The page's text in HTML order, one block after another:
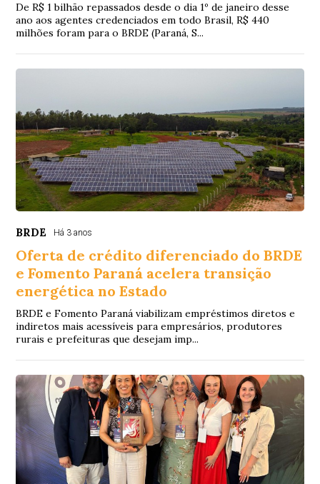
De R$ 1 bilhão repassados desde o dia 1º de janeiro desse
ano aos agentes credenciados em todo Brasil, R$ 440
milhões foram para o BRDE (Paraná, S...
BRDE Há 3 anos
Oferta de crédito diferenciado do BRDE
e Fomento Paraná acelera transição
energética no Estado
BRDE e Fomento Paraná viabilizam empréstimos diretos e
indiretos mais acessíveis para empresários, produtores
rurais e prefeituras que desejam imp...